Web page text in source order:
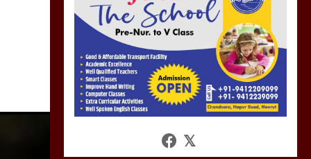
अगर रखी गई होली तो होगा
खून खराबा,
March 11, 2025
आखिर क्यों जैनुल
सालीकिन को शहर काजी
नहीं बनने देना चाहते सुने
क्या कहा मौलाना कारी
शफीकुर्रहमान रहमान ने